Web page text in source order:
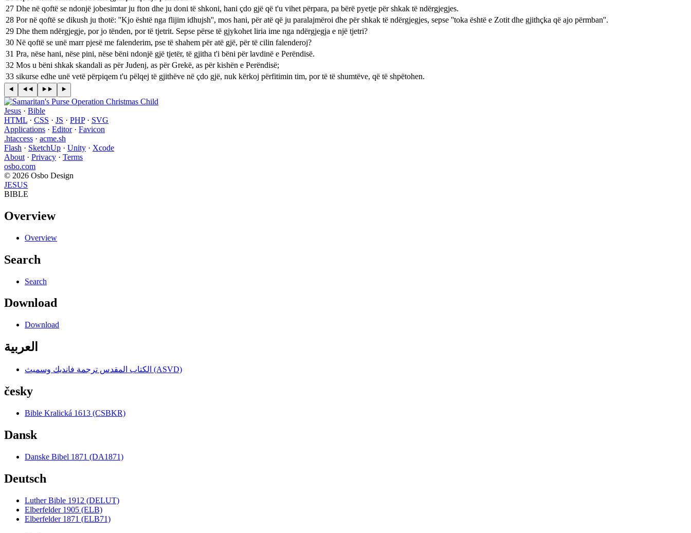
27 Dhe në qoftë se ndonjë jobesimtar ju fton dhe ju doni të shkoni, hani çdo gjë që t'u vihet përpara, pa bërë pyetje për shkak të ndërgjegjes.
28 Por në qoftë se dikush ju thotë: ''Kjo është nga flijim idhujsh'', mos hani, për atë që ju paralajmëroi dhe për shkak të ndërgjegjes, sepse ''toka është e Zotit dhe gjithçka që ajo përmban''.
29 Dhe them ndërgjegje, por jo tënden, por të tjetrit. Sepse përse të gjykohet liria ime nga ndërgjegja e një tjetri?
30 Në qoftë se unë marr pjesë me falenderim, pse të shahem për atë gjë, për të cilin falenderoj?
31 Pra, nëse hani, nëse pini, nëse bëni ndonjë gjë tjetër, të gjitha t'i bëni për lavdinë e Perëndisë.
32 Mos u bëni shkak skandali as për Judenj, as për Grekë, as për kishën e Perëndisë;
33 sikurse edhe unë vetë përpiqem t'u pëlqej të gjithëve në çdo gjë, nuk kërkoj përfitimin tim, por të të shumtëve, që të shpëtohen.
Jesus · Bible
HTML · CSS · JS · PHP· SVG
Applications · Editor· Favicon
.htaccess · acme.sh
Flash · SketchUp · Unity · Xcode
About · Privacy · Terms
osbo.com
© 2026 Osbo Design
JESUS
BIBLE
Overview
Overview
Search
Search
Download
Download
العربية
الكتاب المقدس ترجمة فانديك وسميث (ASVD)
česky
Bible Kralická 1613 (CSBKR)
Dansk
Danske Bibel 1871 (DA1871)
Deutsch
Luther Bible 1912 (DELUT)
Elberfelder 1905 (ELB)
Elberfelder 1871 (ELB71)